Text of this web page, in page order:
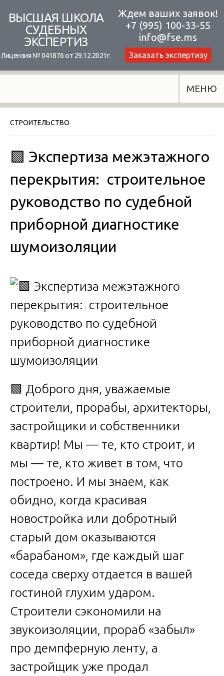
content
ВЫСШАЯ ШКОЛА
СУДЕБНЫХ
ЭКСПЕРТИЗ
Лицензия № 041876 от 29.12.2021г.
Ждем ваших заявок!
+7 (995) 100-33-55
info@fse.ms
Заказать экспертизу
МЕНЮ
СТРОИТЕЛЬСТВО
🟩 Экспертиза межэтажного
перекрытия: строительное
руководство по судебной
приборной диагностике
шумоизоляции
🟩 Доброго дня, уважаемые
строители, прорабы, архитекторы,
застройщики и собственники
квартир! Мы — те, кто строит, и
мы — те, кто живет в том, что
построено. И мы знаем, как
обидно, когда красивая
новостройка или добротный
старый дом оказываются
«барабаном», где каждый шаг
соседа сверху отдается в вашей
гостиной глухим ударом.
Строители сэкономили на
звукоизоляции, прораб «забыл»
про демпферную ленту, а
застройщик уже продал